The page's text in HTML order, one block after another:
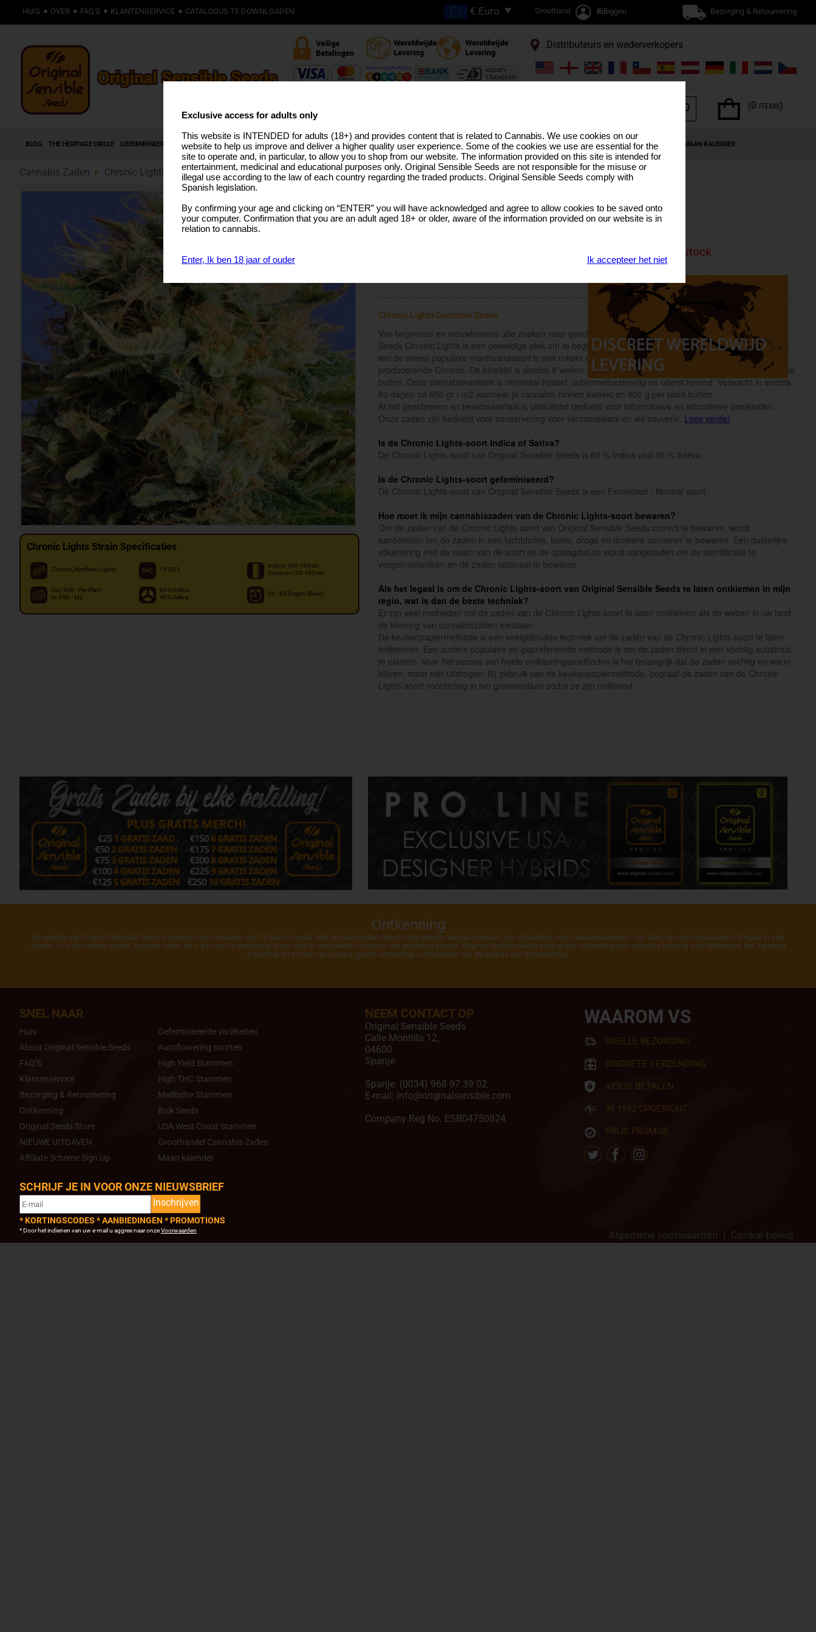
HUIS OVER FAQ'S KLANTENSERVICE CATALOGUS TE DOWNLOADEN Groothandel / TRADEInloggen Bezorging & Retournering
Distributeurs en wederverkopers
(0 ITEMS)
BLOG THE HERITAGE CIRCLE GEFEMINISEERDE ZADEN AUTOFLOWERING ZADEN HIGH THC STAMMEN PRO LIJN MEDICAL SEEDS USA STAMMEN BULK SEEDS CANNABIS TERPENEN SPECIALE AANBIEDINGEN MAAN KALENDER
Cannabis Zaden Chronic Lights (89)
Chronic Lights Strain Specificaties
Chronic, Northern Lights 19.00%
Indoor:100-160cm
Outdoor:120-180cm
Out: 800 - Per Plant
In: 650 - M2
60% Indica
40% Sativa
56 - 63 Dagen (Bloei)
Chronic x Northern Lights
KIES VERPAKKING
Sorry, this product is currenly out of stock
Chronic Lights Cannabis Zaden
Van beginners en nieuwkomers ,die zoeken naar geschikte zaden voor Scrog-set-ups. de Original Sensible
Seeds Chronic Lights is een geweldige plek om te beginnen. Het bekroonde Northern Lights, dat misschien
wel de meest populaire marihuanasoort is met rokers sinds de jaren 80, combineert de scherpe high-yield
producerende Chronic. De bloeitijd is slechts 8 weken en een van onze beste producenten, zowel binnen als
buiten. Deze cannabisvariëteit is minimaal hassel, schimmelbestendig en uiterst lonend. Verwacht in slechts
60 dagen tot 650 gr / m2 wanneer je cannabis binnen kweekt en 800 g per plant buiten.
Al het geschreven en beeldmateriaal is uitsluitend bedoeld voor informatieve en educatieve doeleinden.
Onze zaden zijn bedoeld voor conservering voor verzamelaars en als souvenir. Lees verder
Is de Chronic Lights-soort Indica of Sativa?
De Chronic Lights-soort van Original Sensible Seeds is 60 % Indica und 40 % Sativa.
Is de Chronic Lights-soort gefeminiseerd?
De Chronic Lights-soort van Original Sensible Seeds is een Feminized - Normal soort.
Hoe moet ik mijn cannabiszaden van de Chronic Lights-soort bewaren?
Om de zaden van de Chronic Lights-soort van Original Sensible Seeds correct te bewaren, wordt
aanbevolen om de zaden in een luchtdichte, koele, droge en donkere container te bewaren. Een duidelijke
etikettering met de naam van de soort en de opslagdatum wordt aangeraden om de identificatie te
vergemakkelijken en de zaden optimaal te bewaren.
Als het legaal is om de Chronic Lights-soort van Original Sensible Seeds te laten ontkiemen in mijn
regio, wat is dan de beste techniek?
Er zijn veel methoden om de zaden van de Chronic Lights-soort te laten ontkiemen als de wetten in uw land
de kieming van cannabiszaden toestaan.
De keukenpapiermethode is een veelgebruikte techniek om de zaden van de Chronic Lights-soort te laten
ontkiemen. Een andere populaire en geprefereerde methode is om de zaden direct in een vochtig substraat
te planten. Voor het succes van beide ontkiemingsmethoden is het belangrijk dat de zaden vochtig en warm
blijven, maar niet uitdrogen. Bij gebruik van de keukenpapiermethode, begraaf de zaden van de Chronic
Lights-soort voorzichtig in het groeimedium zodra ze zijn ontkiemd.
Ontkenning
De website van Original Sensible Seeds is bedoeld voor personen van 18 jaar en ouder. Alle cannabiszaden die op deze website worden verkocht, zijn uitsluitend voor cadeaudoeleinden. Het telen van cannabiszaden is illegaal in veel
landen, of in de meeste landen. Daarom raden wij u aan om de wetgeving in uw land te controleren voordat u een bestelling plaatst. Original Sensible Seeds biedt gratis verzending met volledige tracking naar Nederland, het Verenigd
Koninkrijk en de rest van Europa (gratis verzending is afhankelijk van de waarde van de bestelling).
SNEL NAAR
Huis
About Original Sensible Seeds
FAQ'S
Klantenservice
Bezorging & Retournering
Ontkenning
Original Seeds Store
NIEUWE UITGAVEN
Affiliate Scheme Sign Up
Gefeminiseerde variëteiten
Autoflowering soorten
High Yield Stammen
High THC Stammen
Medische Stammen
Bulk Seeds
USA West Coast Stammen
Groothandel Cannabis Zaden
Maan kalender
NEEM CONTACT OP
Original Sensible Seeds
Calle Montilla 12,
04600
Spanje
Spanje: (0034) 968 97 39 02
E-mail: info@originalsensible.com
Company Reg No. ESB04750824
WAAROM VS
SNELLE BEZORGING
DISCRETE VERZENDING
VEILIG BETALEN
IN 1992 OPGERICHT
PRIJS PROMISE
SCHRIJF JE IN VOOR ONZE NIEUWSBRIEF
Inschrijven
* KORTINGSCODES * AANBIEDINGEN * PROMOTIONS
* Door het indienen van uw e-mail u aggree naar onzeVoorwaarden Algemene voorwaarden Cookie beleid
Exclusive access for adults only
This website is INTENDED for adults (18+) and provides content that is related to Cannabis. We use cookies on our
website to help us improve and deliver a higher quality user experience. Some of the cookies we use are essential for the
site to operate and, in particular, to allow you to shop from our website. The information provided on this site is intended for
entertainment, medicinal and educational purposes only. Original Sensible Seeds are not responsible for the misuse or
illegal use according to the law of each country regarding the traded products. Original Sensible Seeds comply with
Spanish legislation.
By confirming your age and clicking on “ENTER” you will have acknowledged and agree to allow cookies to be saved onto
your computer. Confirmation that you are an adult aged 18+ or older, aware of the information provided on our website is in
relation to cannabis.
Enter, Ik ben 18 jaar of ouder Ik accepteer het niet